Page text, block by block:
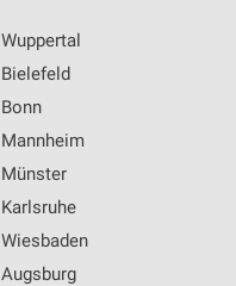
Wuppertal
Bielefeld
Bonn
Mannheim
Münster
Karlsruhe
Wiesbaden
Augsburg